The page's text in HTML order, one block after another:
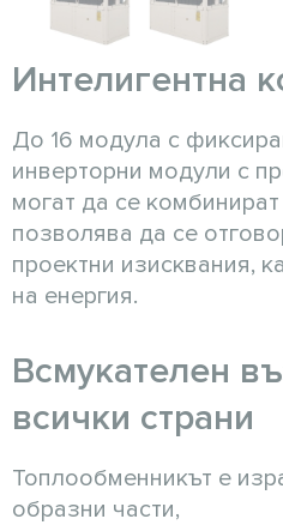
Интелигентна
До 16 модула с
инверторни модули с
могат да се
позволява да се
проектни изисквания,
на енергия.
Всмукателен
всички страни
Топлообменникът е
образни части,